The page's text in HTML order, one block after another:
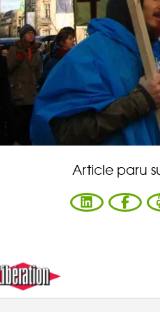
Article paru